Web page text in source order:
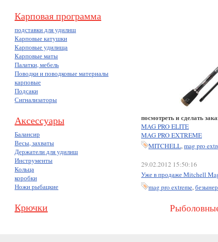
Карповая программа
подставки для удилищ
Карповые катушки
Карповые удилища
Карповые маты
Палатки, мебель
Поводки и поводковые материалы
карповые
Подсаки
Сигнализаторы
Аксессуары
Балансир
Весы, захваты
Держатели для удилищ
Инструменты
Кольца
коробки
Ножи рыбацкие
Крючки
посмотреть и сделать
MAG PRO ELITE
MAG PRO EXTREME
MITCHELL,mag pro
29.02.2012 15:50:16
Уже в продаже Mitchell
mag pro extreme,